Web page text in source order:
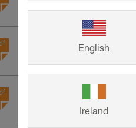
Schlüter-FINEC /-FINEC-
© Schlueter-Systems | PDF –
English
Ireland